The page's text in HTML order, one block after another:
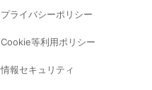
プライバシーポリシー
Cookie等利用ポリシー
情報セキュリティ